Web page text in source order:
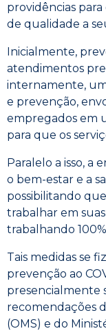
providências
de qualidade a
Inicialmente,
atendimentos
internamente,
e prevenção,
empregados em
para que os
Paralelo a isso, a
o bem-estar e a
possibilitando
trabalhar em suas
trabalhando
Tais medidas se
prevenção ao
presencialmente
recomendações
(OMS) e do